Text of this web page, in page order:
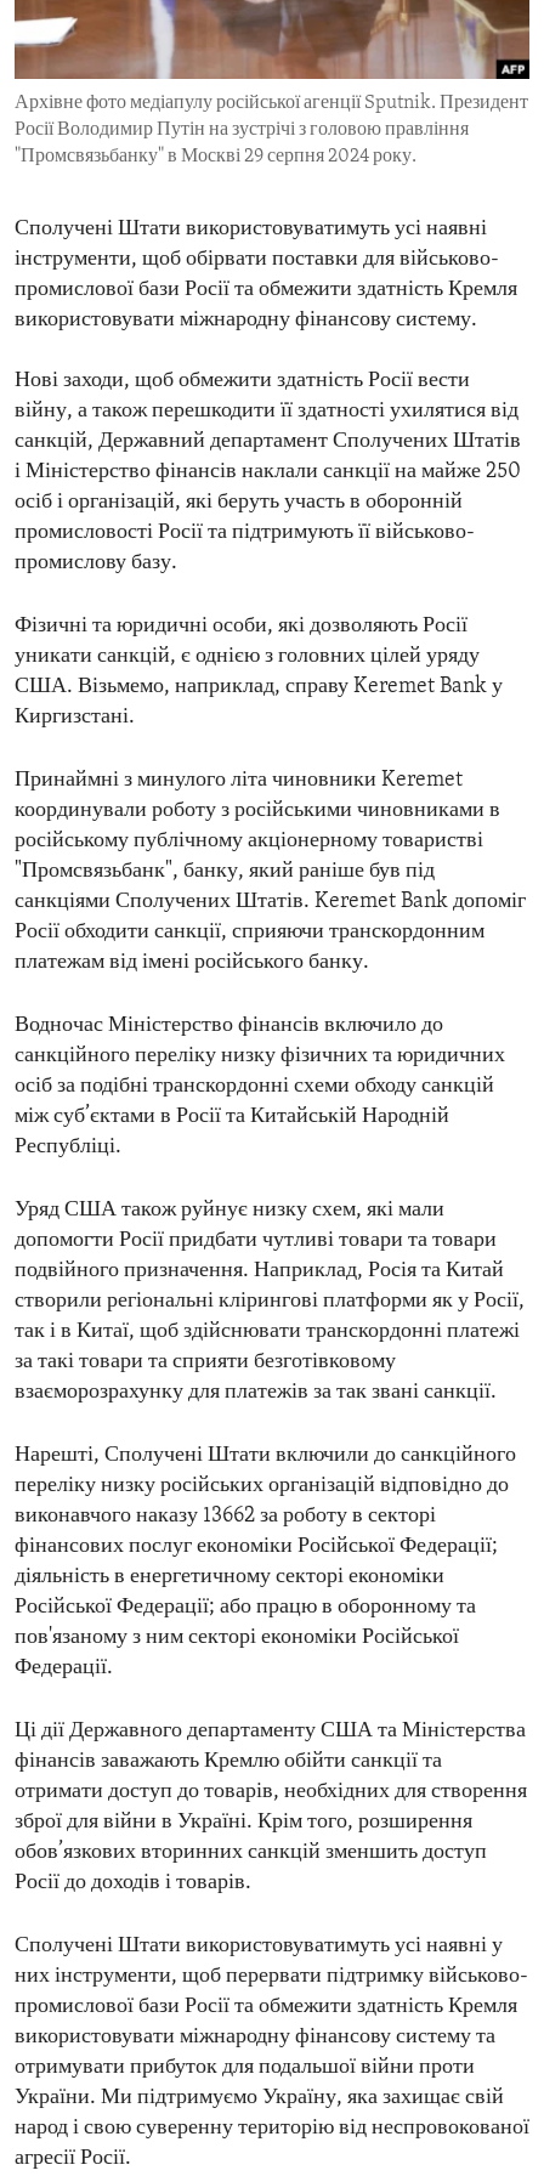
ENVIRONMENT AND HEALTH
IDEALS AND INSTITUTIONS
Архівне фото медіапулу російської агенції Sputnik. Президент
Росії Володимир Путін на зустрічі з головою правління
"Промсвязьбанку" в Москві 29 серпня 2024 року.
Сполучені Штати використовуватимуть усі наявні
інструменти, щоб обірвати поставки для військово-
промислової бази Росії та обмежити здатність Кремля
використовувати міжнародну фінансову систему.
Нові заходи, щоб обмежити здатність Росії вести
війну, а також перешкодити її здатності ухилятися від
санкцій, Державний департамент Сполучених Штатів
і Міністерство фінансів наклали санкції на майже 250
осіб і організацій, які беруть участь в оборонній
промисловості Росії та підтримують її військово-
промислову базу.
Фізичні та юридичні особи, які дозволяють Росії
уникати санкцій, є однією з головних цілей уряду
США. Візьмемо, наприклад, справу Keremet Bank у
Киргизстані.
Принаймні з минулого літа чиновники Keremet
координували роботу з російськими чиновниками в
російському публічному акціонерному товаристві
"Промсвязьбанк", банку, який раніше був під
санкціями Сполучених Штатів. Keremet Bank допоміг
Росії обходити санкції, сприяючи транскордонним
платежам від імені російського банку.
Водночас Міністерство фінансів включило до
санкційного переліку низку фізичних та юридичних
осіб за подібні транскордонні схеми обходу санкцій
між суб’єктами в Росії та Китайській Народній
Республіці.
Уряд США також руйнує низку схем, які мали
допомогти Росії придбати чутливі товари та товари
подвійного призначення. Наприклад, Росія та Китай
створили регіональні клірингові платформи як у Росії,
так і в Китаї, щоб здійснювати транскордонні платежі
за такі товари та сприяти безготівковому
взаєморозрахунку для платежів за так звані санкції.
Нарешті, Сполучені Штати включили до санкційного
переліку низку російських організацій відповідно до
виконавчого наказу 13662 за роботу в секторі
фінансових послуг економіки Російської Федерації;
діяльність в енергетичному секторі економіки
Російської Федерації; або працю в оборонному та
пов'язаному з ним секторі економіки Російської
Федерації.
Ці дії Державного департаменту США та Міністерства
фінансів заважають Кремлю обійти санкції та
отримати доступ до товарів, необхідних для створення
зброї для війни в Україні. Крім того, розширення
обов’язкових вторинних санкцій зменшить доступ
Росії до доходів і товарів.
Сполучені Штати використовуватимуть усі наявні у
них інструменти, щоб перервати підтримку військово-
промислової бази Росії та обмежити здатність Кремля
використовувати міжнародну фінансову систему та
отримувати прибуток для подальшої війни проти
України. Ми підтримуємо Україну, яка захищає свій
народ і свою суверенну територію від неспровокованої
агресії Росії.